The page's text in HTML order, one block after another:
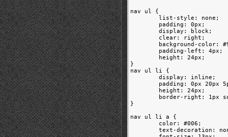
nav ul {
	display: block;
}
nav ul li {
	display: inline;
}
nav ul li a {
	text-decoration: none;